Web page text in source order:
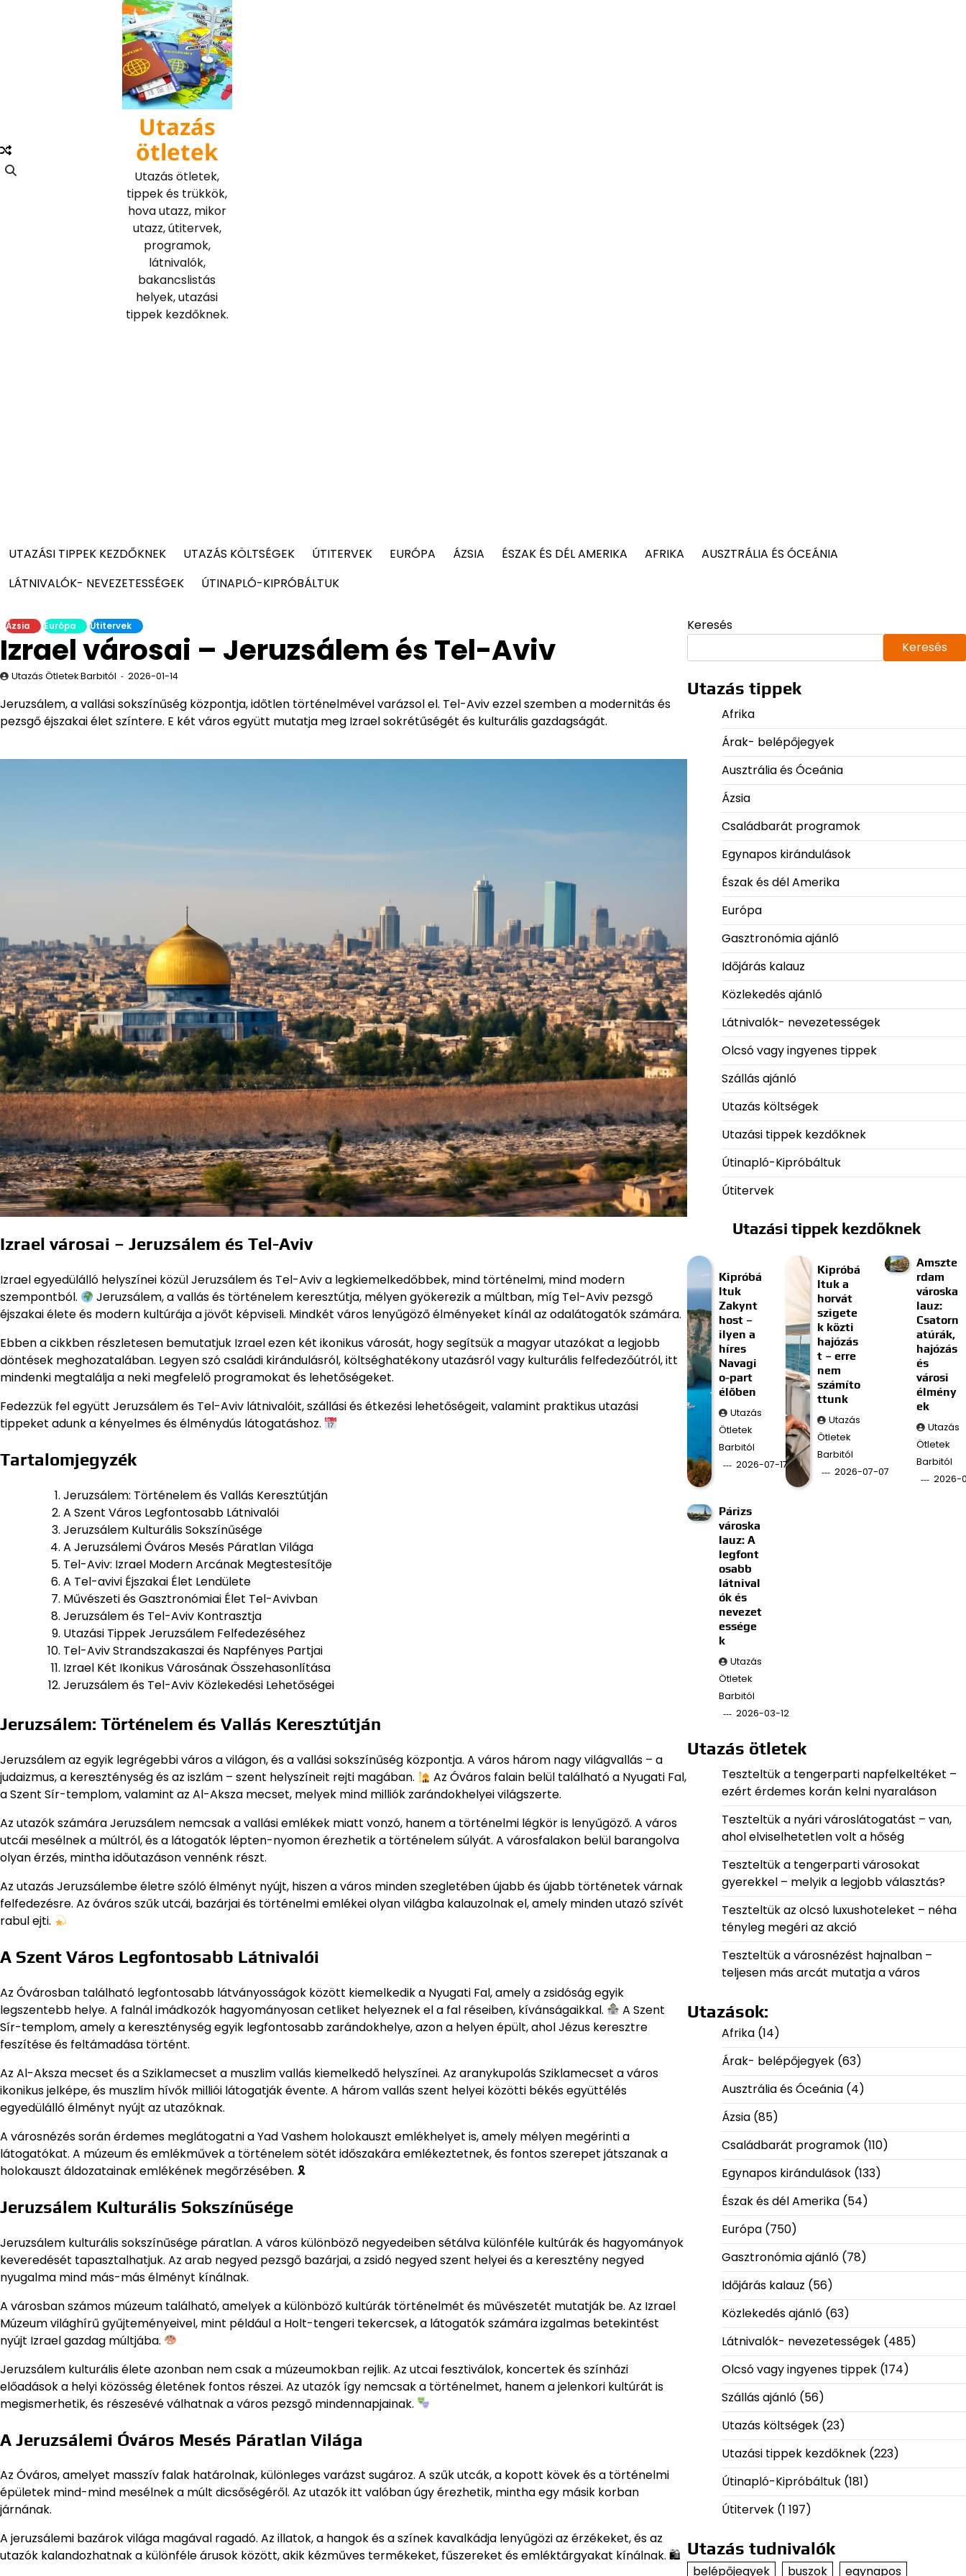
Utazás
ötletek
Utazás ötletek,
tippek és trükkök,
hova utazz, mikor
utazz, útitervek,
programok,
látnivalók,
bakancslistás
helyek, utazási
tippek kezdőknek.
UTAZÁSI TIPPEK KEZDŐKNEK UTAZÁS KÖLTSÉGEK ÚTITERVEK EURÓPA ÁZSIA ÉSZAK ÉS DÉL AMERIKA AFRIKA
AUSZTRÁLIA ÉS ÓCEÁNIA
LÁTNIVALÓK- NEVEZETESSÉGEK
ÚTINAPLÓ-KIPRÓBÁLTUK
Ázsia Európa Útitervek
Izrael városai – Jeruzsálem és Tel-Aviv
Utazás Ötletek Barbitól 2026-01-14
Jeruzsálem, a vallási sokszínűség központja, időtlen történelmével varázsol el. Tel-Aviv ezzel szemben a modernitás és
pezsgő éjszakai élet színtere. E két város együtt mutatja meg Izrael sokrétűségét és kulturális gazdagságát.
Izrael városai – Jeruzsálem és Tel-Aviv
Izrael egyedülálló helyszínei közül Jeruzsálem és Tel-Aviv a legkiemelkedőbbek, mind történelmi, mind modern
szempontból.
Jeruzsálem, a vallás és történelem keresztútja, mélyen gyökerezik a múltban, míg Tel-Aviv pezsgő
éjszakai élete és modern kultúrája a jövőt képviseli. Mindkét város lenyűgöző élményeket kínál az odalátogatók számára.
Ebben a cikkben részletesen bemutatjuk Izrael ezen két ikonikus városát, hogy segítsük a magyar utazókat a legjobb
döntések meghozatalában. Legyen szó családi kirándulásról, költséghatékony utazásról vagy kulturális felfedezőútról, itt
mindenki megtalálja a neki megfelelő programokat és lehetőségeket.
Fedezzük fel együtt Jeruzsálem és Tel-Aviv látnivalóit, szállási és étkezési lehetőségeit, valamint praktikus utazási
tippeket adunk a kényelmes és élménydús látogatáshoz.
Tartalomjegyzék
Jeruzsálem: Történelem és Vallás Keresztútján
A Szent Város Legfontosabb Látnivalói
Jeruzsálem Kulturális Sokszínűsége
A Jeruzsálemi Óváros Mesés Páratlan Világa
Tel-Aviv: Izrael Modern Arcának Megtestesítője
A Tel-avivi Éjszakai Élet Lendülete
Művészeti és Gasztronómiai Élet Tel-Avivban
Jeruzsálem és Tel-Aviv Kontrasztja
Utazási Tippek Jeruzsálem Felfedezéséhez
Tel-Aviv Strandszakaszai és Napfényes Partjai
Izrael Két Ikonikus Városának Összehasonlítása
Jeruzsálem és Tel-Aviv Közlekedési Lehetőségei
Jeruzsálem: Történelem és Vallás Keresztútján
Jeruzsálem az egyik legrégebbi város a világon, és a vallási sokszínűség központja. A város három nagy világvallás – a
judaizmus, a kereszténység és az iszlám – szent helyszíneit rejti magában.
Az Óváros falain belül található a Nyugati Fal,
a Szent Sír-templom, valamint az Al-Aksza mecset, melyek mind milliók zarándokhelyei világszerte.
Az utazók számára Jeruzsálem nemcsak a vallási emlékek miatt vonzó, hanem a történelmi légkör is lenyűgöző. A város
utcái mesélnek a múltról, és a látogatók lépten-nyomon érezhetik a történelem súlyát. A városfalakon belül barangolva
olyan érzés, mintha időutazáson vennénk részt.
Az utazás Jeruzsálembe életre szóló élményt nyújt, hiszen a város minden szegletében újabb és újabb történetek várnak
felfedezésre. Az óváros szűk utcái, bazárjai és történelmi emlékei olyan világba kalauzolnak el, amely minden utazó szívét
rabul ejti.
A Szent Város Legfontosabb Látnivalói
Az Óvárosban található legfontosabb látványosságok között kiemelkedik a Nyugati Fal, amely a zsidóság egyik
legszentebb helye. A falnál imádkozók hagyományosan cetliket helyeznek el a fal réseiben, kívánságaikkal.
A Szent
Sír-templom, amely a kereszténység egyik legfontosabb zarándokhelye, azon a helyen épült, ahol Jézus keresztre
feszítése és feltámadása történt.
Az Al-Aksza mecset és a Sziklamecset a muszlim vallás kiemelkedő helyszínei. Az aranykupolás Sziklamecset a város
ikonikus jelképe, és muszlim hívők milliói látogatják évente. A három vallás szent helyei közötti békés együttélés
egyedülálló élményt nyújt az utazóknak.
A városnézés során érdemes meglátogatni a Yad Vashem holokauszt emlékhelyet is, amely mélyen megérinti a
látogatókat. A múzeum és emlékművek a történelem sötét időszakára emlékeztetnek, és fontos szerepet játszanak a
holokauszt áldozatainak emlékének megőrzésében. 🎗
Jeruzsálem Kulturális Sokszínűsége
Jeruzsálem kulturális sokszínűsége páratlan. A város különböző negyedeiben sétálva különféle kultúrák és hagyományok
keveredését tapasztalhatjuk. Az arab negyed pezsgő bazárjai, a zsidó negyed szent helyei és a keresztény negyed
nyugalma mind más-más élményt kínálnak.
A városban számos múzeum található, amelyek a különböző kultúrák történelmét és művészetét mutatják be. Az Izrael
Múzeum világhírű gyűjteményeivel, mint például a Holt-tengeri tekercsek, a látogatók számára izgalmas betekintést
nyújt Izrael gazdag múltjába.
Jeruzsálem kulturális élete azonban nem csak a múzeumokban rejlik. Az utcai fesztiválok, koncertek és színházi
előadások a helyi közösség életének fontos részei. Az utazók így nemcsak a történelmet, hanem a jelenkori kultúrát is
megismerhetik, és részesévé válhatnak a város pezsgő mindennapjainak.
A Jeruzsálemi Óváros Mesés Páratlan Világa
Az Óváros, amelyet masszív falak határolnak, különleges varázst sugároz. A szűk utcák, a kopott kövek és a történelmi
épületek mind-mind mesélnek a múlt dicsőségéről. Az utazók itt valóban úgy érezhetik, mintha egy másik korban
járnának.
A jeruzsálemi bazárok világa magával ragadó. Az illatok, a hangok és a színek kavalkádja lenyűgözi az érzékeket, és az
utazók kalandozhatnak a különféle árusok között, akik kézműves termékeket, fűszereket és emléktárgyakat kínálnak. 🛍
Keresés
Keresés
Utazás tippek
Afrika
Árak- belépőjegyek
Ausztrália és Óceánia
Ázsia
Családbarát programok
Egynapos kirándulások
Észak és dél Amerika
Európa
Gasztronómia ajánló
Időjárás kalauz
Közlekedés ajánló
Látnivalók- nevezetességek
Olcsó vagy ingyenes tippek
Szállás ajánló
Utazás költségek
Utazási tippek kezdőknek
Útinapló-Kipróbáltuk
Útitervek
Utazási tippek kezdőknek
Kipróbá
ltuk
Zakynt
host –
ilyen a
híres
Navagi
o-part
élőben
Utazás
Ötletek
Barbitól
2026-07-17
Kipróbá
ltuk a
horvát
szigete
k közti
hajózás
t – erre
nem
számíto
ttunk
Utazás
Ötletek
Barbitól
2026-07-07
Amszte
rdam
városka
lauz:
Csatorn
atúrák,
hajózás
és
városi
élmény
ek
Utazás
Ötletek
Barbitól
2026-
Párizs
városka
lauz: A
legfont
osabb
látnival
ók és
nevezet
essége
k
Utazás
Ötletek
Barbitól
2026-03-12
Utazás ötletek
Teszteltük a tengerparti napfelkeltéket –
ezért érdemes korán kelni nyaraláson
Teszteltük a nyári városlátogatást – van,
ahol elviselhetetlen volt a hőség
Teszteltük a tengerparti városokat
gyerekkel – melyik a legjobb választás?
Teszteltük az olcsó luxushoteleket – néha
tényleg megéri az akció
Teszteltük a városnézést hajnalban –
teljesen más arcát mutatja a város
Utazások:
Afrika(14)
Árak- belépőjegyek(63)
Ausztrália és Óceánia(4)
Ázsia(85)
Családbarát programok(110)
Egynapos kirándulások(133)
Észak és dél Amerika(54)
Európa(750)
Gasztronómia ajánló(78)
Időjárás kalauz (56)
Közlekedés ajánló(63)
Látnivalók- nevezetességek(485)
Olcsó vagy ingyenes tippek(174)
Szállás ajánló(56)
Utazás költségek(23)
Utazási tippek kezdőknek(223)
Útinapló-Kipróbáltuk(181)
Útitervek(1 197)
Utazás tudnivalók
belépőjegyek buszok egynapos